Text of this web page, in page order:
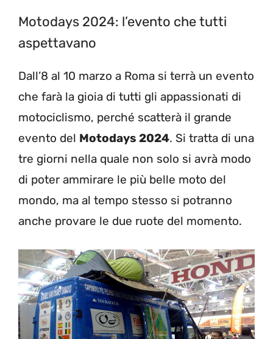
Motodays 2024: l’evento che tutti
aspettavano
Dall’8 al 10 marzo a Roma si terrà un evento
che farà la gioia di tutti gli appassionati di
motociclismo, perché scatterà il grande
evento del Motodays 2024. Si tratta di una
tre giorni nella quale non solo si avrà modo
di poter ammirare le più belle moto del
mondo, ma al tempo stesso si potranno
anche provare le due ruote del momento.